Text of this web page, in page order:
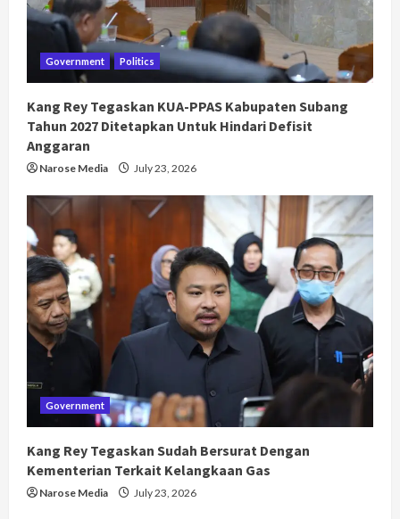
Government Politics
Kang Rey Tegaskan KUA-PPAS Kabupaten Subang
Tahun 2027 Ditetapkan Untuk Hindari Defisit
Anggaran
Narose Media July 23, 2026
Government
Kang Rey Tegaskan Sudah Bersurat Dengan
Kementerian Terkait Kelangkaan Gas
Narose Media July 23, 2026